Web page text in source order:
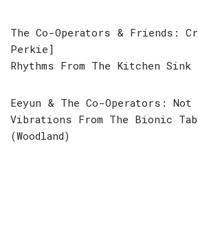
The Co-Operators & Friends:
Perkie]
Rhythms From The Kitchen Sink
Eeyun & The Co-Operators: Not
Vibrations From The Bionic
(Woodland)